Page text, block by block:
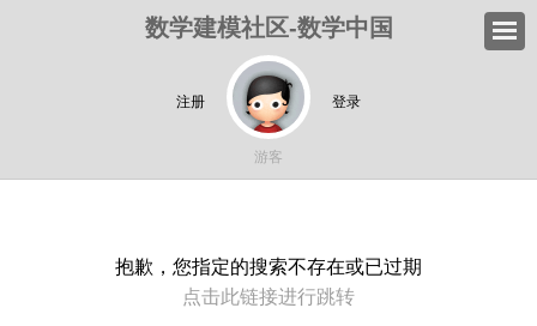
数学建模社区-数学中国
注册 登录
游客
抱歉，您指定的搜索不存在或已过期
点击此链接进行跳转